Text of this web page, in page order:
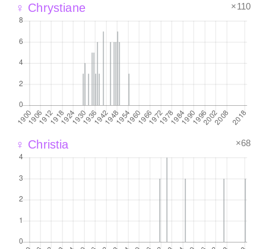
♀ Chrystiane ×110
♀ Christia ×68